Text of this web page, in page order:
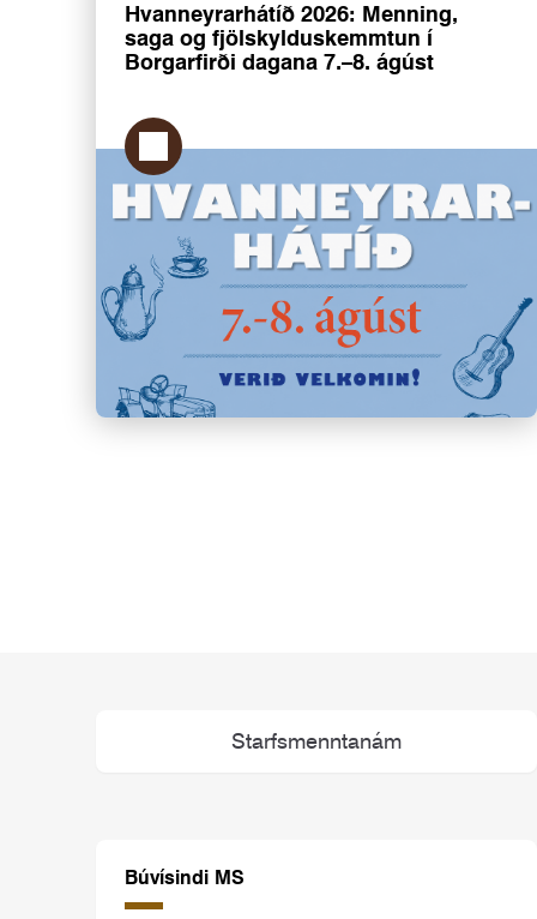
Hvanneyrarhátíð 2026: Menning,
saga og fjölskylduskemmtun í
Borgarfirði dagana 7.–8. ágúst
Starfsmenntanám
Búvísindi MS